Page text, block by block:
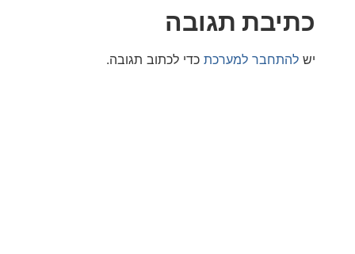
תגובה
למערכתכדי לכתוב תגובה.